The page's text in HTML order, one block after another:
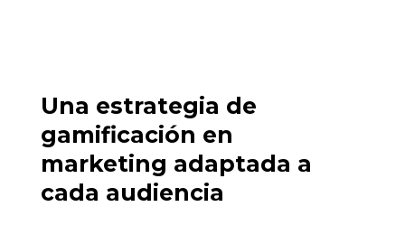
Una estrategia de
gamificación en
marketing adaptada a
cada audiencia